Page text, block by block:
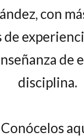
con
de
de
disciplina.
Conócelos